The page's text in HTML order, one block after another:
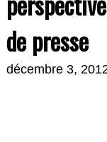
de presse
décembre 3,